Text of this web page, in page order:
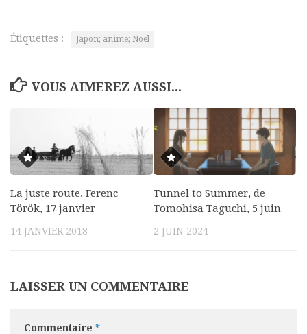
Étiquettes : Japon; anime; Noel
VOUS AIMEREZ AUSSI...
La juste route, Ferenc
Török, 17 janvier
14 JANVIER 2018
Tunnel to Summer, de
Tomohisa Taguchi, 5 juin
2 JUIN 2024
LAISSER UN COMMENTAIRE
Commentaire *